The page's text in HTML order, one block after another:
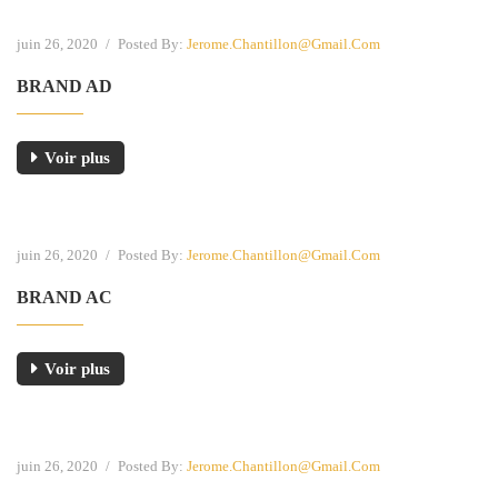
juin 26, 2020 / Posted By: Jerome.chantillon@gmail.com
BRAND AD
Voir plus
juin 26, 2020 / Posted By: Jerome.chantillon@gmail.com
BRAND AC
Voir plus
juin 26, 2020 / Posted By: Jerome.chantillon@gmail.com